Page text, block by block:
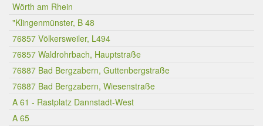
Wörth am Rhein
"Klingenmünster, B 48
76857 Völkersweiler, L494
76857 Waldrohrbach, Hauptstraße
76887 Bad Bergzabern, Guttenbergstraße
76887 Bad Bergzabern, Wiesenstraße
A 61 - Rastplatz Dannstadt-West
A 65